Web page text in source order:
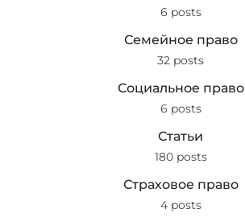
6 posts
Семейное право
32 posts
Социальное право
6 posts
Статьи
180 posts
Страховое право
4 posts